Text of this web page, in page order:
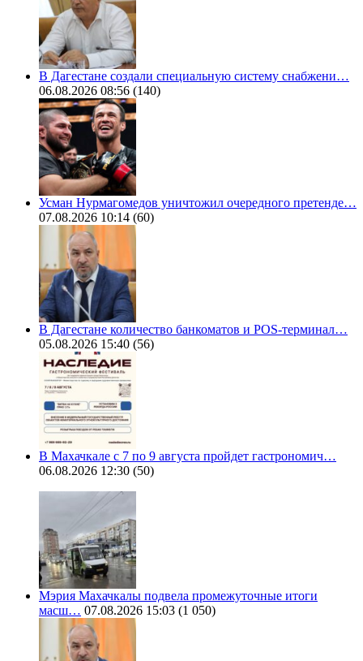
В Дагестане создали специальную систему снабжени…
06.08.2026 08:56 (140)
Усман Нурмагомедов уничтожил очередного претенде…
07.08.2026 10:14 (60)
В Дагестане количество банкоматов и POS-терминал…
05.08.2026 15:40 (56)
В Махачкале с 7 по 9 августа пройдет гастрономич…
06.08.2026 12:30 (50)
Мэрия Махачкалы подвела промежуточные итоги
масш… 07.08.2026 15:03 (1 050)